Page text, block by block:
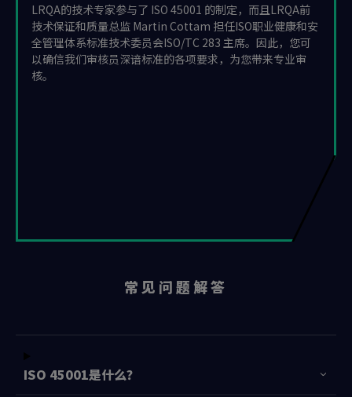
LRQA的技术专家参与了 ISO 45001 的制定，而且LRQA前
技术保证和质量总监 Martin Cottam 担任ISO职业健康和安
全管理体系标准技术委员会ISO/TC 283 主席。因此，您可
以确信我们审核员深谙标准的各项要求，为您带来专业审
核。
常 见 问 题 解 答
ISO 45001是什么？